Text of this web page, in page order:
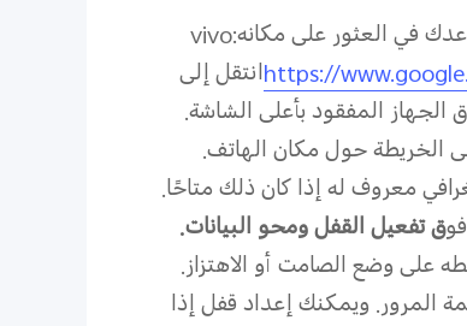
vivoفي العثور على مكانه:
انتقل إلىhttps://
الجهاز المفقود بأعلى الشاشة.
الخريطة حول مكان الهاتف.
معروف له إذا كان ذلك متاحًا.
ق تفعيل القفل ومحو البيانات.
المرور. ويمكنك إعداد قفل إذا